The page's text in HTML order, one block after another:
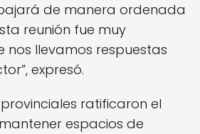
de manera ordenada
reunión fue muy
llevamos respuestas
expresó.
ratificaron el
espacios de